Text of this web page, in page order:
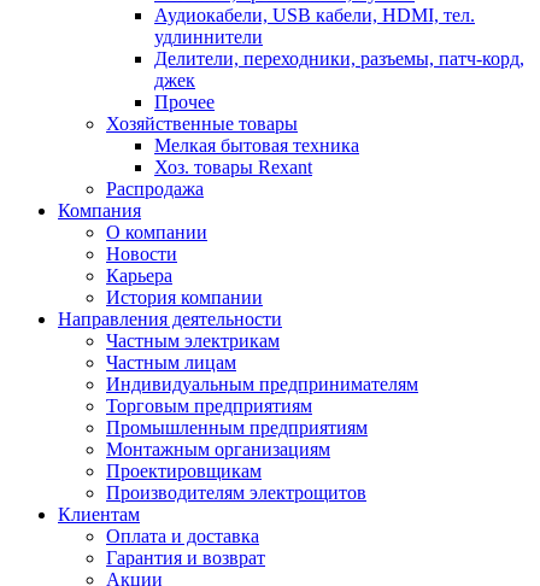
Аудиокабели, USB кабели, HDMI, тел.
удлиннители
Делители, переходники, разъемы, патч-корд,
джек
Прочее
Хозяйственные товары
Мелкая бытовая техника
Хоз. товары Rexant
Распродажа
Компания
О компании
Новости
Карьера
История компании
Направления деятельности
Частным электрикам
Частным лицам
Индивидуальным предпринимателям
Торговым предприятиям
Промышленным предприятиям
Монтажным организациям
Проектировщикам
Производителям электрощитов
Клиентам
Оплата и доставка
Гарантия и возврат
Акции